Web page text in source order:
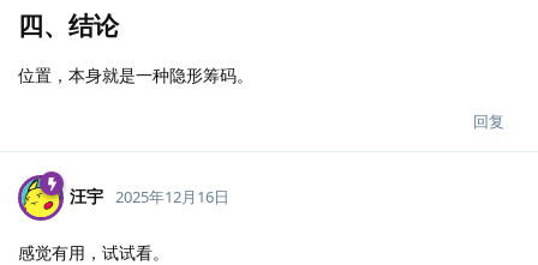
四、结论
位置，本身就是一种隐形筹码。
回复
汪宇 2025年12月16日
感觉有用，试试看。